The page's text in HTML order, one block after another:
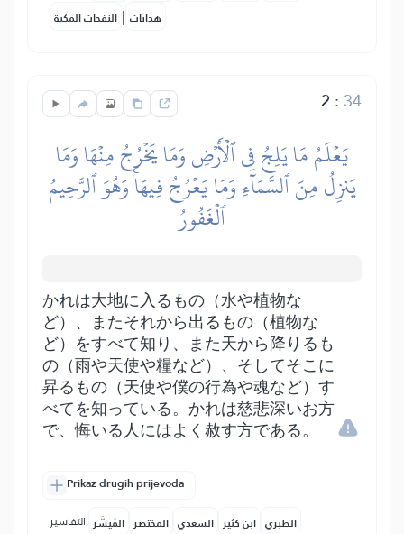
النفحات المكية | هدايات
2 : 34
يَعۡلَمُ مَا يَلِجُ فِي ٱلۡأَرۡضِ وَمَا يَخۡرُجُ مِنۡهَا وَمَا
يَنزِلُ مِنَ ٱلسَّمَآءِ وَمَا يَعۡرُجُ فِيهَاۚ وَهُوَ ٱلرَّحِيمُ
ٱلۡغَفُورُ
かれは大地に入るもの（水や植物な
ど）、またそれから出るもの（植物な
ど）をすべて知り、また天から降りるも
の（雨や天使や糧など）、そしてそこに
昇るもの（天使や僕の行為や魂など）す
べてを知っている。かれは慈悲深いお方
で、悔いる人にはよく赦す方である。
Prikaz drugih prijevoda
التفاسير: المُيسَّر المختصر السعدي ابن كثير الطبري